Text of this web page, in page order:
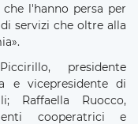
l'hanno persa per
servizi che oltre alla
presidente
e vicepresidente di
Raffaella Ruocco,
cooperatrici e